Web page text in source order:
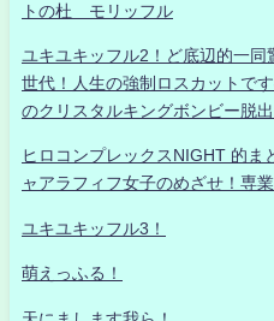
トの杜 モリッフル
ユキユキッフル2！ど底辺的一
世代！人生の強制ロスカットで
のクリスタルキングボンビー脱
ヒロコンプレックスNIGHT 的ま
ャアラフィフ女子のめざせ！専
ユキユキッフル3！
萌えっふる！